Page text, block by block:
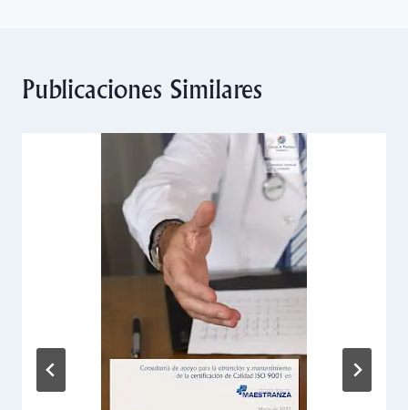
Publicaciones Similares